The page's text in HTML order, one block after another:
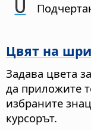
Цвят на
Задава цвета
да приложите
избраните
курсорът.